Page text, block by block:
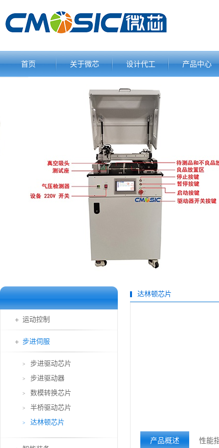
首页 关于微芯 设计代工 产品中心
运动控制
步进伺服
> 步进驱动芯片
> 步进驱动器
> 数模转换芯片
> 半桥驱动芯片
> 达林顿芯片
达林顿芯片
产品概述 性能